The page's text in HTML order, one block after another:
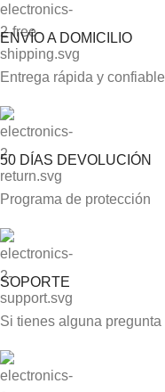
ENVÍO A DOMICILIO
Entrega rápida y confiable
50 DÍAS DEVOLUCIÓN
Programa de protección
SOPORTE
Si tienes alguna pregunta